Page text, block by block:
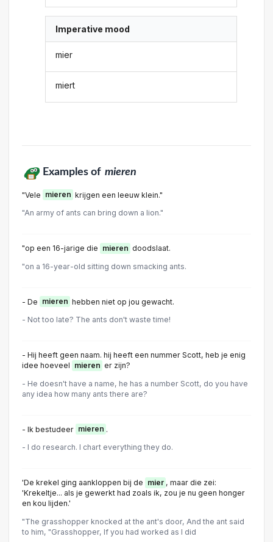
Imperative mood
mier
miert
Examples of mieren
"Vele mieren krijgen een leeuw klein."
"An army of ants can bring down a lion."
"op een 16-jarige die mieren doodslaat.
"on a 16-year-old sitting down smacking ants.
- De mieren hebben niet op jou gewacht.
- Not too late? The ants don't waste time!
- Hij heeft geen naam. hij heeft een nummer Scott, heb je enig
idee hoeveel mieren er zijn?
- He doesn't have a name, he has a number Scott, do you have
any idea how many ants there are?
- Ik bestudeer mieren .
- I do research. I chart everything they do.
'De krekel ging aankloppen bij de mier , maar die zei:
'Krekeltje... als je gewerkt had zoals ik, zou je nu geen honger
en kou lijden.'
"The grasshopper knocked at the ant's door, And the ant said
to him, "Grasshopper, If you had worked as I did